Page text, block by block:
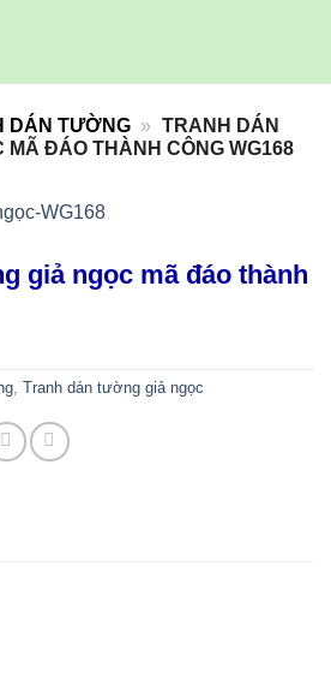
DÁN TƯỜNG » TRANH DÁN
MÃ ĐÁO THÀNH CÔNG WG168
giả ngọc mã đáo thành
, Tranh dán tường giả ngọc